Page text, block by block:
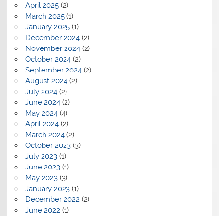
April 2025(2)
March 2025(1)
January 2025(1)
December 2024(2)
November 2024(2)
October 2024(2)
September 2024(2)
August 2024(2)
July 2024(2)
June 2024(2)
May 2024(4)
April 2024(2)
March 2024(2)
October 2023(3)
July 2023(1)
June 2023(1)
May 2023(3)
January 2023(1)
December 2022 (2)
June 2022 (1)